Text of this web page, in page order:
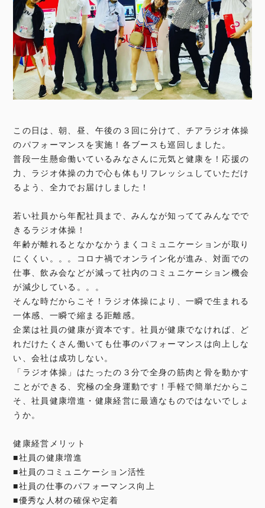
この日は、朝、昼、午後の３回に分けて、チアラジオ体操
のパフォーマンスを実施！各ブースも巡回しました。
普段一生懸命働いているみなさんに元気と健康を！応援の
力、ラジオ体操の力で心も体もリフレッシュしていただけ
るよう、全力でお届けしました！
若い社員から年配社員まで、みんなが知っててみんなでで
きるラジオ体操！
年齢が離れるとなかなかうまくコミュニケーションが取り
にくくい。。。コロナ禍でオンライン化が進み、対面での
仕事、飲み会などが減って社内のコミュニケーション機会
が減少している。。。
そんな時だからこそ！ラジオ体操により、一瞬で生まれる
一体感、一瞬で縮まる距離感。
企業は社員の健康が資本です。社員が健康でなければ、ど
れだけたくさん働いても仕事のパフォーマンスは向上しな
い、会社は成功しない。
「ラジオ体操」はたったの３分で全身の筋肉と骨を動かす
ことができる、究極の全身運動です！手軽で簡単だからこ
そ、社員健康増進・健康経営に最適なものではないでしょ
うか。
健康経営メリット
■社員の健康増進
■社員のコミュニケーション活性
■社員の仕事のパフォーマンス向上
■優秀な人材の確保や定着